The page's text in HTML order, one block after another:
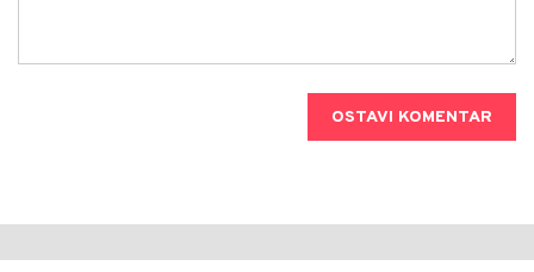
OSTAVI KOMENTAR